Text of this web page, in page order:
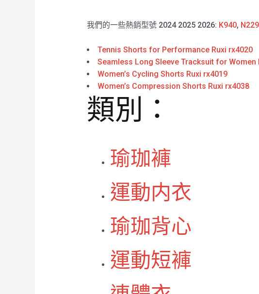
我們的一些熱銷型號 2024 2025 2026: K940,
Tennis Shorts for Performance Ruxi rx4020
Seamless Long Sleeve Tracksuit for Women
Women’s Cycling Shorts Ruxi rx4019
Women’s Compression Shorts Ruxi rx4038
類別：
瑜珈褲
運動内衣
瑜珈背心
運動短褲